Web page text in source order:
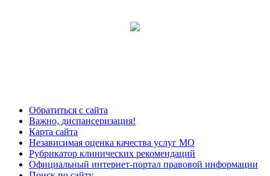
Обратиться с сайта
Важно, диспансеризация!
Карта сайта
Независимая оценка качества услуг МО
Рубрикатор клинических рекомендаций
Официальный интернет-портал правовой информации